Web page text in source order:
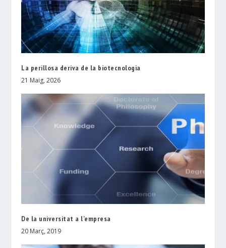
La perillosa deriva de la biotecnologia
21 Maig, 2026
De la universitat a l’empresa
20 Març, 2019